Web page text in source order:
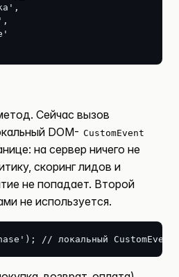
Сейчас вызов
DOM- CustomEvent
на сервер ничего не
скоринг лидов и
не попадает. Второй
не используется.
// локальный CustomEvent,